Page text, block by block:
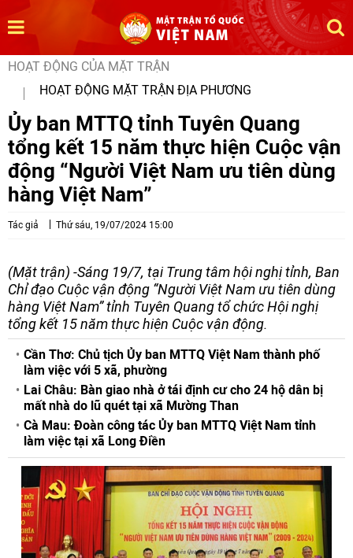
HOẠT ĐỘNG CỦA MẶT TRẬN
HOẠT ĐỘNG MẶT TRẬN ĐỊA PHƯƠNG
Ủy ban MTTQ tỉnh Tuyên Quang
tổng kết 15 năm thực hiện Cuộc vận
động “Người Việt Nam ưu tiên dùng
hàng Việt Nam”
Tác giả Thứ sáu, 19/07/2024 15:00
(Mặt trận) -Sáng 19/7, tại Trung tâm hội nghị tỉnh, Ban
Chỉ đạo Cuộc vận động “Người Việt Nam ưu tiên dùng
hàng Việt Nam” tỉnh Tuyên Quang tổ chức Hội nghị
tổng kết 15 năm thực hiện Cuộc vận động.
Cần Thơ: Chủ tịch Ủy ban MTTQ Việt Nam thành phố
làm việc với 5 xã, phường
Lai Châu: Bàn giao nhà ở tái định cư cho 24 hộ dân bị
mất nhà do lũ quét tại xã Mường Than
Cà Mau: Đoàn công tác Ủy ban MTTQ Việt Nam tỉnh
làm việc tại xã Long Điền